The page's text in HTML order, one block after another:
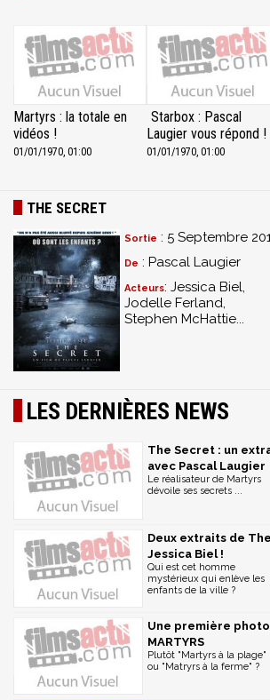
Martyrs : la totale en
vidéos !
01/01/1970, 01:00
Starbox : Pascal
Laugier vous répond !
01/01/1970, 01:00
THE SECRET
Sortie : 5 Septembre
De : Pascal Laugier
Acteurs: Jessica Biel,
Jodelle Ferland,
Stephen McHattie...
LES DERNIÈRES NEWS
The Secret : un
avec Pascal Laugier
Le réalisateur de Martyrs
dévoile ses secrets ...
Deux extraits de
Jessica Biel !
Qui est cet homme
mystérieux qui enlève les
enfants de la ville ?
Une première
MARTYRS
Plutôt "Martyrs à la plage"
ou "Matryrs à la ferme" ?